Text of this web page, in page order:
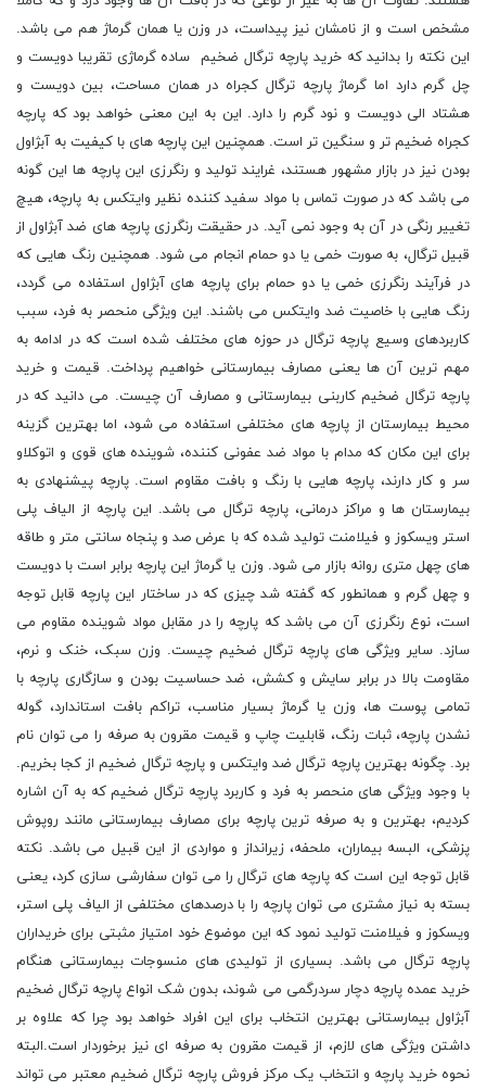
مشخص است و از نامشان نیز پیداست، در وزن یا همان گرماژ هم می باشد.
این نکته را بدانید که خرید پارچه ترگال ضخیم ساده گرماژی تقریبا دویست و
چل گرم دارد اما گرماژ پارچه ترگال کجراه در همان مساحت، بین دویست و
هشتاد الی دویست و نود گرم را دارد. این به این معنی خواهد بود که پارچه
کجراه ضخیم تر و سنگین تر است. همچنین این پارچه های با کیفیت به آبژاول
بودن نیز در بازار مشهور هستند، غرایند تولید و رنگرزی این پارچه ها این گونه
می باشد که در صورت تماس با مواد سفید کننده نظیر وایتکس به پارچه، هیچ
تغییر رنگی در آن به وجود نمی آید. در حقیقت رنگرزی پارچه های ضد آبژاول از
قبیل ترگال، به صورت خمی یا دو حمام انجام می شود. همچنین رنگ هایی که
در فرآیند رنگرزی خمی یا دو حمام برای پارچه های آبژاول استفاده می گردد،
رنگ هایی با خاصیت ضد وایتکس می باشند. این ویژگی منحصر به فرد، سبب
کاربردهای وسیع پارچه ترگال در حوزه های مختلف شده است که در ادامه به
مهم ترین آن ها یعنی مصارف بیمارستانی خواهیم پرداخت. قیمت و خرید
پارچه ترگال ضخیم کاربنی بیمارستانی و مصارف آن چیست. می دانید که در
محیط بیمارستان از پارچه های مختلفی استفاده می شود، اما بهترین گزینه
برای این مکان که مدام با مواد ضد عفونی کننده، شوینده های قوی و اتوکلاو
سر و کار دارند، پارچه هایی با رنگ و بافت مقاوم است. پارچه پیشنهادی به
بیمارستان ها و مراکز درمانی، پارچه ترگال می باشد. این پارچه از الیاف پلی
استر ویسکوز و فیلامنت تولید شده که با عرض صد و پنجاه سانتی متر و طاقه
های چهل متری روانه بازار می شود. وزن یا گرماژ این پارچه برابر است با دویست
و چهل گرم و همانطور که گفته شد چیزی که در ساختار این پارچه قابل توجه
است، نوع رنگرزی آن می باشد که پارچه را در مقابل مواد شوینده مقاوم می
سازد. سایر ویژگی های پارچه ترگال ضخیم چیست. وزن سبک، خنک و نرم،
مقاومت بالا در برابر سایش و کشش، ضد حساسیت بودن و سازگاری پارچه با
تمامی پوست ها، وزن یا گرماژ بسیار مناسب، تراکم بافت استاندارد، گوله
نشدن پارچه، ثبات رنگ، قابلیت چاپ و قیمت مقرون به صرفه را می توان نام
برد. چگونه بهترین پارچه ترگال ضد وایتکس و پارچه ترگال ضخیم از کجا بخریم.
با وجود ویژگی های منحصر به فرد و کاربرد پارچه ترگال ضخیم که به آن اشاره
کردیم، بهترین و به صرفه ترین پارچه برای مصارف بیمارستانی مانند روپوش
پزشکی، البسه بیماران، ملحفه، زیرانداز و مواردی از این قبیل می باشد. نکته
قابل توجه این است که پارچه های ترگال را می توان سفارشی سازی کرد، یعنی
بسته به نیاز مشتری می توان پارچه را با درصدهای مختلفی از الیاف پلی استر،
ویسکوز و فیلامنت تولید نمود که این موضوع خود امتیاز مثبتی برای خریداران
پارچه ترگال می باشد. بسیاری از تولیدی های منسوجات بیمارستانی هنگام
خرید عمده پارچه دچار سردرگمی می شوند، بدون شک انواع پارچه ترگال ضخیم
آبژاول بیمارستانی بهترین انتخاب برای این افراد خواهد بود چرا که علاوه بر
داشتن ویژگی های لازم، از قیمت مقرون به صرفه ای نیز برخوردار است.البته
نحوه خرید پارچه و انتخاب یک مرکز فروش پارچه ترگال ضخیم معتبر می تواند